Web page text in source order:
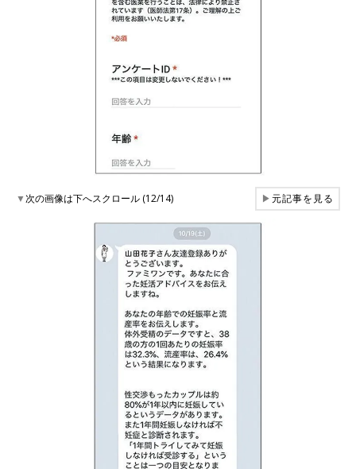
▼次の画像は下へスクロール (12/14) ▶元記事を見る